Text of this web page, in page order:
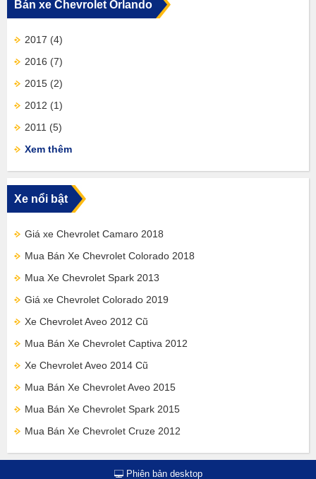
Bán xe Chevrolet Orlando
2017 (4)
2016 (7)
2015 (2)
2012 (1)
2011 (5)
Xem thêm
Xe nổi bật
Giá xe Chevrolet Camaro 2018
Mua Bán Xe Chevrolet Colorado 2018
Mua Xe Chevrolet Spark 2013
Giá xe Chevrolet Colorado 2019
Xe Chevrolet Aveo 2012 Cũ
Mua Bán Xe Chevrolet Captiva 2012
Xe Chevrolet Aveo 2014 Cũ
Mua Bán Xe Chevrolet Aveo 2015
Mua Bán Xe Chevrolet Spark 2015
Mua Bán Xe Chevrolet Cruze 2012
Phiên bản desktop